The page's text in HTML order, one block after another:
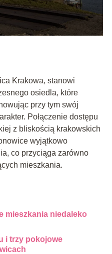
Krakowa, stanowi
osiedla, które
przy tym swój
Połączenie dostępu
z bliskością krakowskich
wyjątkowo
co przyciąga zarówno
mieszkania.
mieszkania niedaleko
i trzy pokojowe